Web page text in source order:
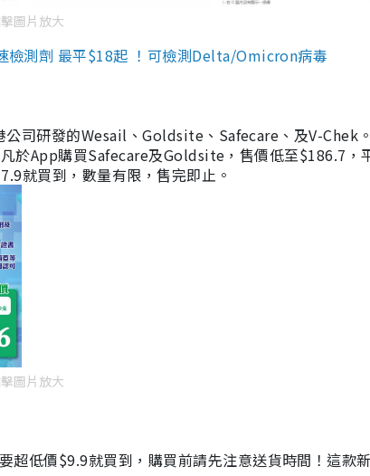
圖片放大
檢測劑 最平$18起 ！可檢測Delta/Omicron病毒
司研發的Wesail、Goldsite、Safecare、及V-Chek
於App購買Safecare及Goldsite，售價低至$186.7，
就買到，數量有限，售完即止。
圖片放大
低價$9.9就買到，購買前請先注意送貨時間！這款